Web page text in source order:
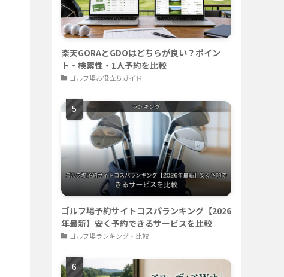
楽天GORAとGDOはどちらが良い？ポイン
ト・検索性・1人予約を比較
ゴルフ場お役立ちガイド
ゴルフ場予約サイトコスパランキング【2026
年最新】安く予約できるサービスを比較
ゴルフ場ランキング・比較